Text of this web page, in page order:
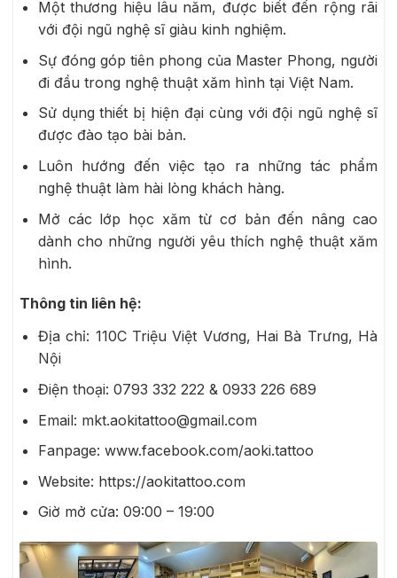
Một thương hiệu lâu năm, được biết đến rộng rãi
với đội ngũ nghệ sĩ giàu kinh nghiệm.
Sự đóng góp tiên phong của Master Phong, người
đi đầu trong nghệ thuật xăm hình tại Việt Nam.
Sử dụng thiết bị hiện đại cùng với đội ngũ nghệ sĩ
được đào tạo bài bản.
Luôn hướng đến việc tạo ra những tác phẩm
nghệ thuật làm hài lòng khách hàng.
Mở các lớp học xăm từ cơ bản đến nâng cao
dành cho những người yêu thích nghệ thuật xăm
hình.
Thông tin liên hệ:
Địa chỉ: 110C Triệu Việt Vương, Hai Bà Trưng, Hà
Nội
Điện thoại: 0793 332 222 & 0933 226 689
Email: mkt.aokitattoo@gmail.com
Fanpage: www.facebook.com/aoki.tattoo
Website: https://aokitattoo.com
Giờ mở cửa: 09:00 – 19:00